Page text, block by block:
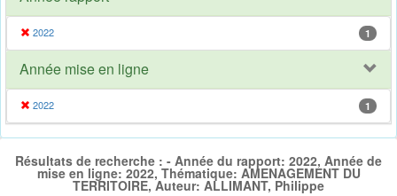
2022 1
Année mise en ligne
2022 1
Résultats de recherche : - Année du rapport: 2022, Année de
mise en ligne: 2022, Thématique: AMENAGEMENT DU
TERRITOIRE, Auteur: ALLIMANT, Philippe